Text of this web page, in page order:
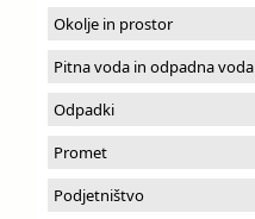
Okolje in prostor
Pitna voda in odpadna voda
Odpadki
Promet
Podjetništvo